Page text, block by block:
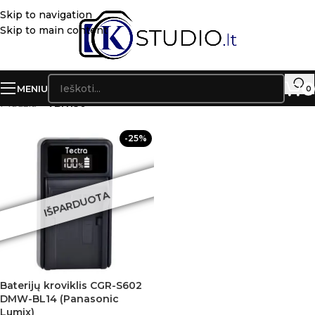
Skip to navigation
Skip to main content
MENIU 0
Pradžia»VBN130
-25%
IŠPARDUOTA
Baterijų kroviklis CGR-S602
DMW-BL14 (Panasonic
Lumix)